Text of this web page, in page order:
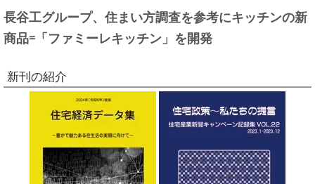
長谷工グループ、住まい方調査を参考にキッチンの新
商品=「ファミーレキッチン」を開発
新刊の紹介